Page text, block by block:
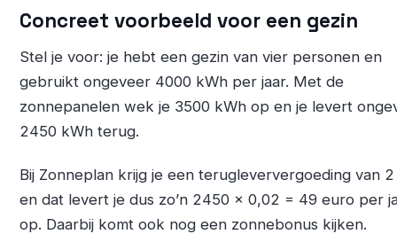
Concreet voorbeeld voor een gezin
Stel je voor: je hebt een gezin van vier personen en
gebruikt ongeveer 4000 kWh per jaar. Met de
zonnepanelen wek je 3500 kWh op en je levert
2450 kWh terug.
Bij Zonneplan krijg je een terugleververgoeding van
en dat levert je dus zo’n 2450 x 0,02 = 49 euro per
op. Daarbij komt ook nog een zonnebonus kijken.